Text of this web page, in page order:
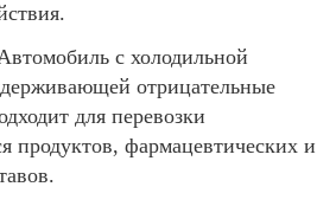
с холодильной
отрицательные
для перевозки
продуктов, фармацевтических и